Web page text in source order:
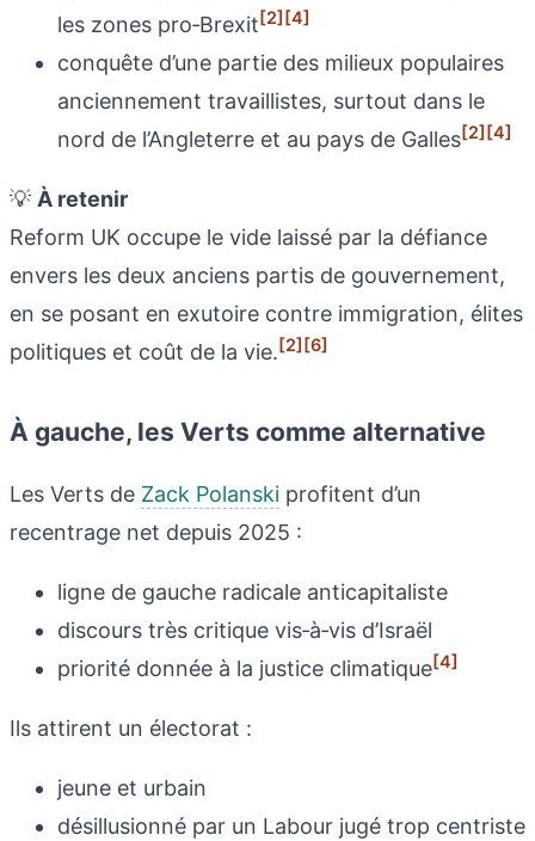
les zones pro‑Brexit[2][4]
conquête d’une partie des milieux populaires
anciennement travaillistes, surtout dans le
nord de l’Angleterre et au pays de Galles[2][4]
💡 À retenir
Reform UK occupe le vide laissé par la défiance
envers les deux anciens partis de gouvernement,
en se posant en exutoire contre immigration, élites
politiques et coût de la vie.[2][6]
À gauche, les Verts comme alternative
Les Verts de Zack Polanski profitent d’un
recentrage net depuis 2025 :
ligne de gauche radicale anticapitaliste
discours très critique vis‑à‑vis d’Israël
priorité donnée à la justice climatique[4]
Ils attirent un électorat :
jeune et urbain
désillusionné par un Labour jugé trop centriste